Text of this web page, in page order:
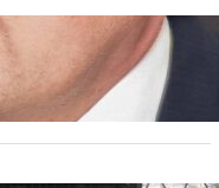
gazin amerikan,
“Mbrojeni LDK-në, jo